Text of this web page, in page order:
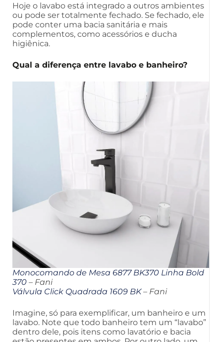
Hoje o lavabo está integrado a outros ambientes
ou pode ser totalmente fechado. Se fechado, ele
pode conter uma bacia sanitária e mais
complementos, como acessórios e ducha
higiênica.
Qual a diferença entre lavabo e banheiro?
Monocomando de Mesa 6877 BK370 Linha Bold
370 – Fani
Válvula Click Quadrada 1609 BK– Fani
Imagine, só para exemplificar, um banheiro e um
lavabo. Note que todo banheiro tem um “lavabo”
dentro dele, pois itens como lavatório e bacia